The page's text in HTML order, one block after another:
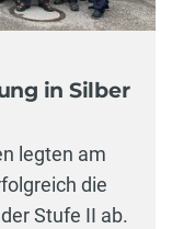
in Silber
legten am
die
Stufe II ab.